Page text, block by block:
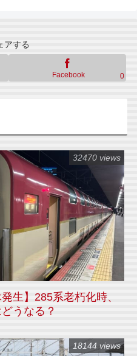
アする
Facebook 0
生】285系老朽化時、
うなる？
32470 views
18144 views